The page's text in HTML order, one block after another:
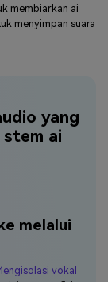
membiarkan ai
menyimpan suara
yang
stem ai
melalui
vokal